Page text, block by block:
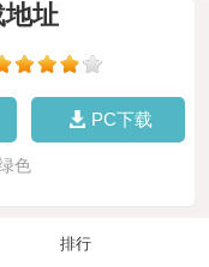
地址
PC下载
色
排行